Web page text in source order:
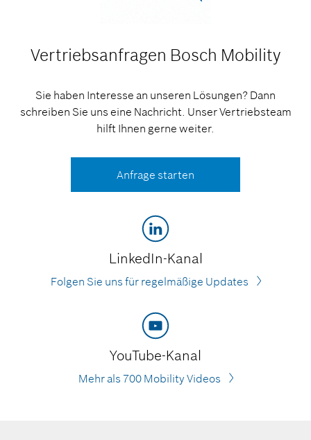
Vertriebsanfragen Bosch Mobility
Sie haben Interesse an unseren Lösungen? Dann
schreiben Sie uns eine Nachricht. Unser Vertriebsteam
hilft Ihnen gerne weiter.
Anfrage starten
LinkedIn-Kanal
Folgen Sie uns für regelmäßige Updates
YouTube-Kanal
Mehr als 700 Mobility Videos